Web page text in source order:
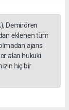
Demirören
eklenen tüm
ajans
alan hukuki
hiç bir